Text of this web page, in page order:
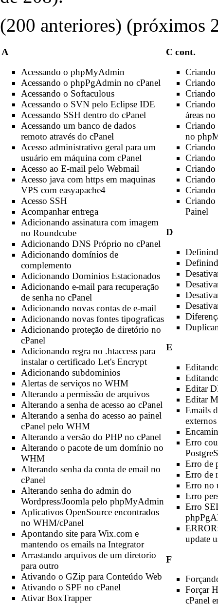
(200 anteriores) (próximos
A
Acessando o phpMyAdmin
Acessando o phpPgAdmin no cPanel
Acessando o Softaculous
Acessando o SVN pelo Eclipse IDE
Acessando SSH dentro do cPanel
Acessando um banco de dados
remoto através do cPanel
Acesso administrativo geral para um
usuário em máquina com cPanel
Acesso ao E-mail pelo Webmail
Acesso java com https em maquinas
VPS com easyapache4
Acesso SSH
Acompanhar entrega
Adicionando assinatura com imagem
no Roundcube
Adicionando DNS Próprio no cPanel
Adicionando domínios de
complemento
Adicionando Domínios Estacionados
Adicionando e-mail para recuperação
de senha no cPanel
Adicionando novas contas de e-mail
Adicionando novas fontes tipograficas
Adicionando proteção de diretório no
cPanel
Adicionando regra no .htaccess para
instalar o certificado Let's Encrypt
Adicionando subdominios
Alertas de serviços no WHM
Alterando a permissão de arquivos
Alterando a senha de acesso ao cPanel
Alterando a senha do acesso ao painel
cPanel pelo WHM
Alterando a versão do PHP no cPanel
Alterando o pacote de um domínio no
WHM
Alterando senha da conta de email no
cPanel
Alterando senha do admin do
Wordpress/Joomla pelo phpMyAdmin
Aplicativos OpenSource encontrados
no WHM/cPanel
Apontando site para Wix.com e
mantendo os emails na Integrator
Arrastando arquivos de um diretorio
para outro
Ativando o GZip para Conteúdo Web
Ativando o SPF no cPanel
Ativar BoxTrapper
C cont.
Criando
Criando
Criando
Criando
áreas
Criando
no
Criando
Criando
Criando
Criando
Painel
D
E
Editar
Editar
Emails
externos
Erro
Erro de
Erro de
Erro no
Erro
Erro
update
F
Forçar
cPanel